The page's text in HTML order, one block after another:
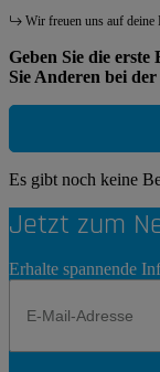
Wir freuen uns auf deine
Geben Sie die
Sie Anderen bei
Es gibt noch keine
Jetzt zum
Erhalte spannende